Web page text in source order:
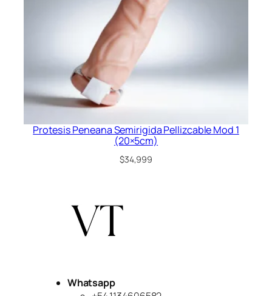
Protesis Peneana Semirigida Pellizcable Mod 1
(20×5cm)
$34,999
Whatsapp